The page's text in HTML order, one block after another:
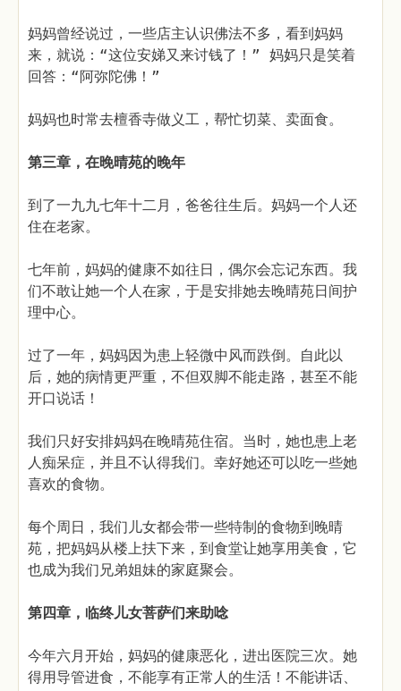
妈妈曾经说过，一些店主认识佛法不多，看到妈妈
来，就说：“这位安娣又来讨钱了！” 妈妈只是笑着
回答：“阿弥陀佛！”
妈妈也时常去檀香寺做义工，帮忙切菜、卖面食。
第三章，在晚晴苑的晚年
到了一九九七年十二月，爸爸往生后。妈妈一个人还
住在老家。
七年前，妈妈的健康不如往日，偶尔会忘记东西。我
们不敢让她一个人在家，于是安排她去晚晴苑日间护
理中心。
过了一年，妈妈因为患上轻微中风而跌倒。自此以
后，她的病情更严重，不但双脚不能走路，甚至不能
开口说话！
我们只好安排妈妈在晚晴苑住宿。当时，她也患上老
人痴呆症，并且不认得我们。幸好她还可以吃一些她
喜欢的食物。
每个周日，我们儿女都会带一些特制的食物到晚晴
苑，把妈妈从楼上扶下来，到食堂让她享用美食，它
也成为我们兄弟姐妹的家庭聚会。
第四章，临终儿女菩萨们来助唸
今年六月开始，妈妈的健康恶化，进出医院三次。她
得用导管进食，不能享有正常人的生活！不能讲话、